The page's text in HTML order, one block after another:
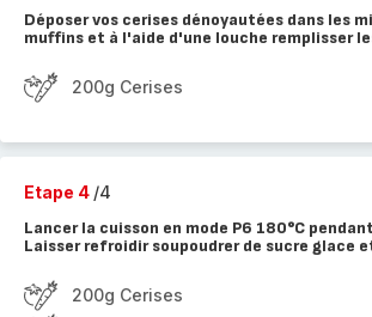
Déposer vos cerises dénoyautées dans les
muffins et à l'aide d'une louche remplisser
200g Cerises
Etape 4 /4
Lancer la cuisson en mode P6 180°C
Laisser refroidir soupoudrer de sucre glace
200g Cerises